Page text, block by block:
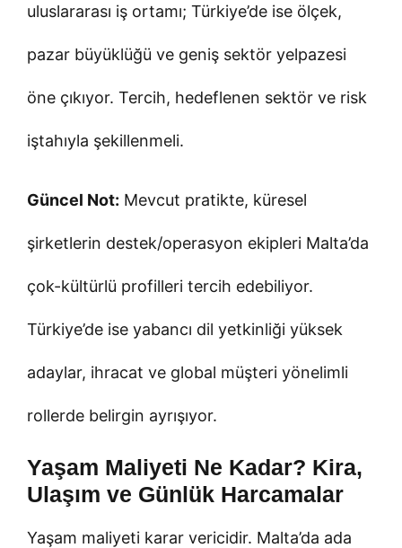
uluslararası iş ortamı; Türkiye’de ise ölçek,
pazar büyüklüğü ve geniş sektör yelpazesi
öne çıkıyor. Tercih, hedeflenen sektör ve risk
iştahıyla şekillenmeli.
Güncel Not: Mevcut pratikte, küresel
şirketlerin destek/operasyon ekipleri Malta’da
çok-kültürlü profilleri tercih edebiliyor.
Türkiye’de ise yabancı dil yetkinliği yüksek
adaylar, ihracat ve global müşteri yönelimli
rollerde belirgin ayrışıyor.
Yaşam Maliyeti Ne Kadar? Kira,
Ulaşım ve Günlük Harcamalar
Yaşam maliyeti karar vericidir. Malta’da ada